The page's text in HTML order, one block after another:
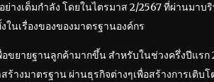
ย่างเต็มกำลัง โดยในไตรมาส 2/2567 ที่ผ่านมา
นเรื่องของของมาตรฐานองค์กร
ขยายฐานลูกค้ามากขึ้น สำหรับในช่วงครึ่งปีแรก
ร้างมาตรฐาน ผ่านธุรกิจต่างๆเพื่อสร้างการเติบ